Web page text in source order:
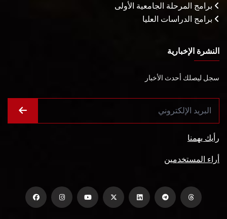
برامج المرحلة الجامعية الأولى
برامج الدراسات العليا
النشرة الإخبارية
سجل ليصلك أحدث الأخبار
رأيك يهمنا
أراء المستخدمين